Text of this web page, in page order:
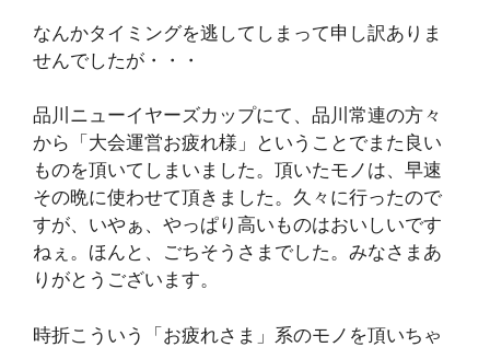
なんかタイミングを逃してしまって申し訳ありま
せんでしたが・・・
品川ニューイヤーズカップにて、品川常連の方々
から「大会運営お疲れ様」ということでまた良い
ものを頂いてしまいました。頂いたモノは、早速
その晩に使わせて頂きました。久々に行ったので
すが、いやぁ、やっぱり高いものはおいしいです
ねぇ。ほんと、ごちそうさまでした。みなさまあ
りがとうございます。
時折こういう「お疲れさま」系のモノを頂いちゃ